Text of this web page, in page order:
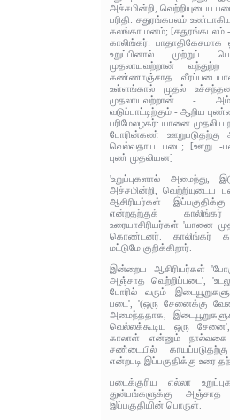
அச்சமின்றி, வெற்றியுடைய
பரிதி: சதுரங்கபலம்
கலங்கா மனம்; [சதுரங்கபலம்
காலிங்கர்:
உறுப்பினால் முற்றுப்
முதலாயவற்றான் வந்துற்ற
கண்ணாஞ்சாத
உள்ளங்கால் முதல்
முதலாயவற்றான் -
வடுப்பாட்டிற்கும் - ஆறிய
பரிமேலழகர்: யானை முதலிய
போரின்கண் ஊறுபடுதற்கு
வெல்வதாய படை; [ஊறு -
புண் முதலியன]
'உறுப்புகளால் அமைந்து,
அச்சமின்றி, வெற்றியுடைய
ஆசிரியர்கள்
என்றதற்குக்
உரையாசிரியர்கள் 'யானை
கொண்டனர். காலிங்கர்
மட்டுமே குறிக்கிறார்.
இன்றைய ஆசிரியர்கள்
அஞ்சாத வெற்றிப்படை',
போரில் வரும்
படை', '(ஒரு சேனைக்கு
அமைந்ததாக,
வெல்லக்கூடிய ஒரு
காலாள் என்னும் நால்வகை
சண்டையில்
என்றபடி இப்பகுதிக்கு உரை
படைக்குரிய எல்லா
துன்பங்களுக்கு
இப்பகுதியின் பொருள்.